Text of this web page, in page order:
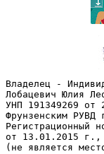
Владелец -
Лобацевич Юлия
УНП 191349269
Фрунзенским РУВД
Регистрационный
от 13.01.2015 г.,
(не является